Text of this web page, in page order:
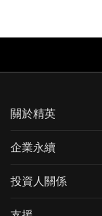
關於精英
企業永續
投資人關係